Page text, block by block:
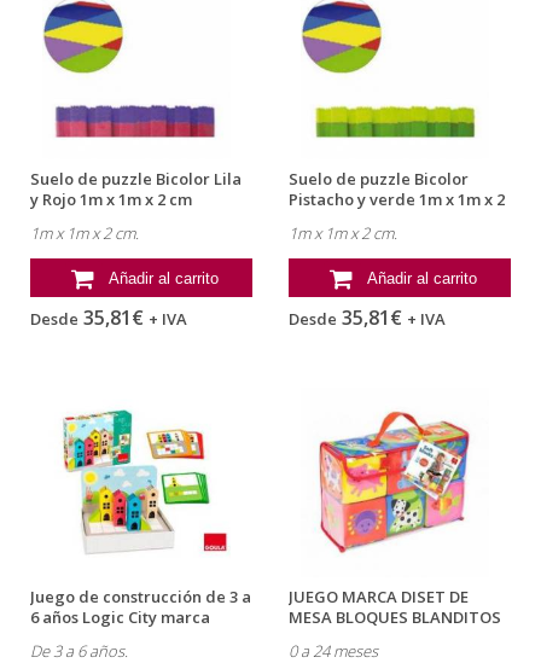
Suelo de puzzle Bicolor Lila
y Rojo 1m x 1m x 2 cm
1m x 1m x 2 cm.
Añadir al carrito
Desde 35,81€ + IVA
Suelo de puzzle Bicolor
Pistacho y verde 1m x 1m x 2
1m x 1m x 2 cm.
Añadir al carrito
Desde 35,81€ + IVA
Juego de construcción de 3 a
6 años Logic City marca
De 3 a 6 años.
JUEGO MARCA DISET DE
MESA BLOQUES BLANDITOS
0 a 24 meses